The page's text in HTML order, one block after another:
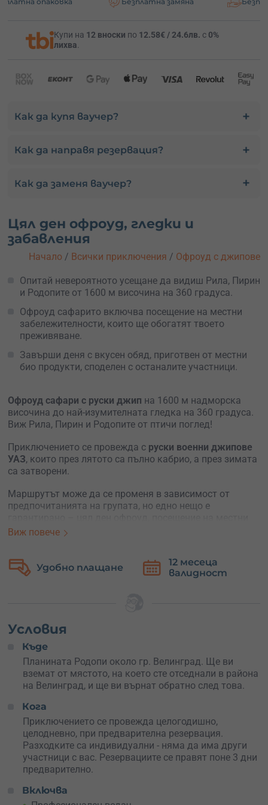
Купи на 12 вноски по 12.58€ / 24.6лв. с 0%
лихва.
Как да купя ваучер?
Как да направя резервация?
Как да заменя ваучер?
Цял ден офроуд, гледки и
забавления
Начало / Всички приключения / Офроуд с джипове
Опитай невероятното усещане да видиш Рила, Пирин
и Родопите от 1600 м височина на 360 градуса.
Офроуд сафарито включва посещение на местни
забележителности, които ще обогатят твоето
преживяване.
Завърши деня с вкусен обяд, приготвен от местни
био продукти, споделен с останалите участници.
Офроуд сафари с руски джип на 1600 м надморска
височина до най-изумителната гледка на 360 градуса.
Виж Рила, Пирин и Родопите от птичи поглед!
Приключението се провежда с руски военни джипове
УАЗ, които през лятото са пълно кабрио, а през зимата
са затворени.
Маршрутът може да се променя в зависимост от
предпочитанията на групата, но едно нещо е
забележителности и уникални гледки.
по-екстремни маршрути за офроуд разходка, а защо не
и двете? Вашият шофьор ще предложи добър маршрут.
участници само от местни био продукти.
Виж повече
12 месеца
валидност
Безплатна
замяна
Условия
Къде
Планината Родопи около гр. Велинград. Ще ви
вземат от мястото, на което сте отседнали в района
на Велинград, и ще ви върнат обратно след това.
Кога
Приключението се провежда целогодишно,
целодневно, при предварителна резервация.
Разходките са индивидуални - няма да има други
участници с вас. Резервациите се правят поне 3 дни
предварително.
Включва